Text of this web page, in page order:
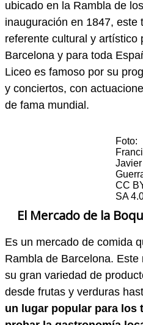
ubicado en la Rambla de
inauguración en 1847, este
referente cultural y artístico
Barcelona y para toda
Liceo es famoso por su
y conciertos, con
de fama mundial.
Foto:
Javier
CC
SA
El Mercado de la
Es un mercado de comida
Rambla de Barcelona.
su gran variedad de
desde frutas y verduras
un lugar popular para los